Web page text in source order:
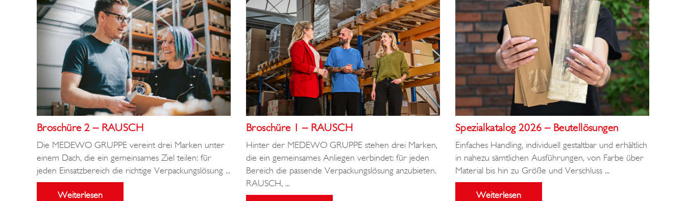
Broschüre 2 – RAUSCH
Die MEDEWO GRUPPE vereint drei Marken unter
einem Dach, die ein gemeinsames Ziel teilen: für
jeden Einsatzbereich die richtige Verpackungslösung ...
Weiterlesen
Broschüre 1 – RAUSCH
Hinter der MEDEWO GRUPPE stehen drei Marken,
die ein gemeinsames Anliegen verbindet: für jeden
Bereich die passende Verpackungslösung anzubieten.
RAUSCH, ...
Spezialkatalog 2026 – Beutellösungen
Einfaches Handling, individuell gestaltbar und erhältlich
in nahezu sämtlichen Ausführungen, von Farbe über
Material bis hin zu Größe und Verschluss ...
Weiterlesen